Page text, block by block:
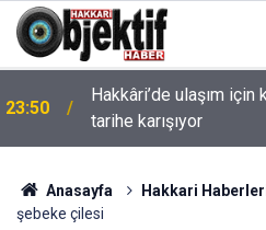
23:50
Hakkâri’de ulaşım
tarihe karışıyor
Anasayfa Hakkari
şebeke çilesi